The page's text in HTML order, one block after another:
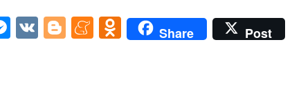
face"? -pagando, no hay
problema, tienes conexion por…
M
V
Bl
M O
Share
Post